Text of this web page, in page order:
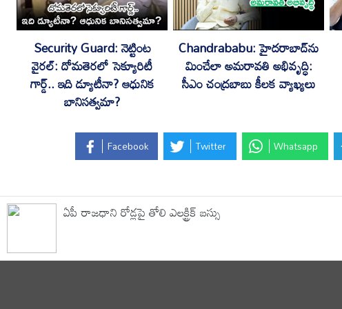
Security Guard: నెట్టింట
వైరల్: దోమతెరలో సెక్యూరిటీ
గార్డ్.. ఇది డ్యూటీనా? ఆధునిక
బానిసత్వమా?
Chandrababu: హైదరాబాద్‌ను
మించేలా అమరావతి అభివృద్ధి:
సీఎం చంద్రబాబు కీలక వ్యాఖ్యలు
Facebook Twitter Whatsapp
ఏపీ రాజధాని రోడ్లపై తోలి ఎలక్ట్రిక్ బస్సు